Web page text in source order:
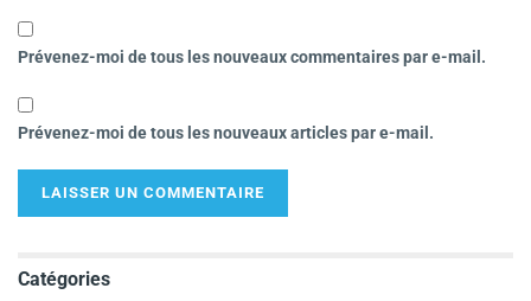
Prévenez-moi de tous les nouveaux commentaires par e-mail.
Prévenez-moi de tous les nouveaux articles par e-mail.
Catégories